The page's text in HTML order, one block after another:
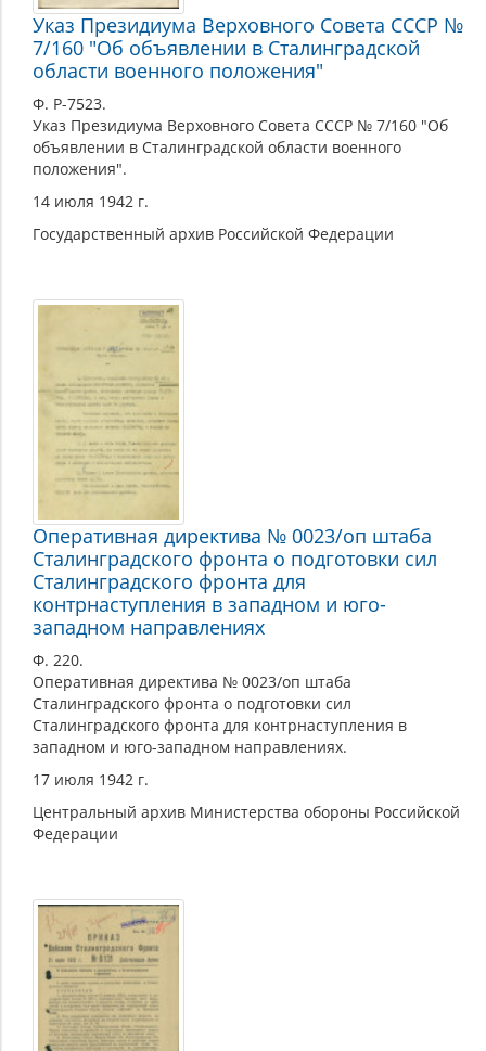
Указ Президиума Верховного Совета СССР №
7/160 "Об объявлении в Сталинградской
области военного положения"
Ф. Р-7523.
Указ Президиума Верховного Совета СССР № 7/160 "Об
объявлении в Сталинградской области военного
положения".
14 июля 1942 г.
Государственный архив Российской Федерации
Оперативная директива № 0023/оп штаба
Сталинградского фронта о подготовки сил
Сталинградского фронта для
контрнаступления в западном и юго-
западном направлениях
Ф. 220.
Оперативная директива № 0023/оп штаба
Сталинградского фронта о подготовки сил
Сталинградского фронта для контрнаступления в
западном и юго-западном направлениях.
17 июля 1942 г.
Центральный архив Министерства обороны Российской
Федерации